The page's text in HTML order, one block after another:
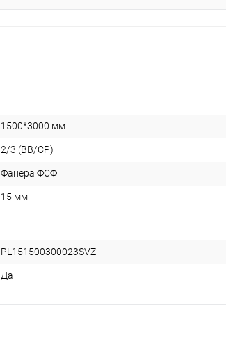
1500*3000 мм
2/3 (ВВ/СР)
Фанера ФСФ
15 мм
PL151500300023SVZ
Да